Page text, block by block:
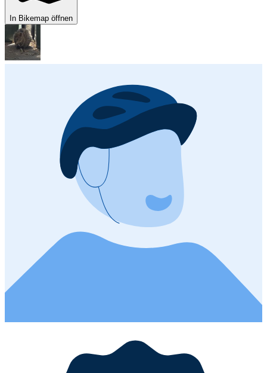
In Bikemap öffnen